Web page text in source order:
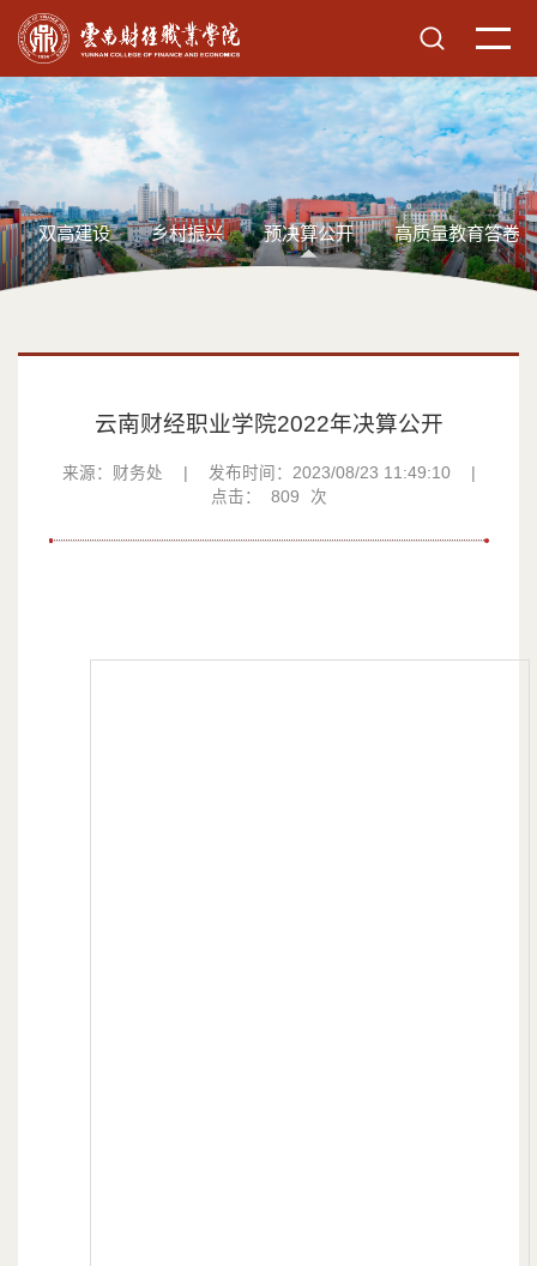
双高建设 乡村振兴 预决算公开 高质量教育答卷
云南财经职业学院2022年决算公开
来源：财务处 发布时间：2023/08/23 11:49:10
点击：
809 次